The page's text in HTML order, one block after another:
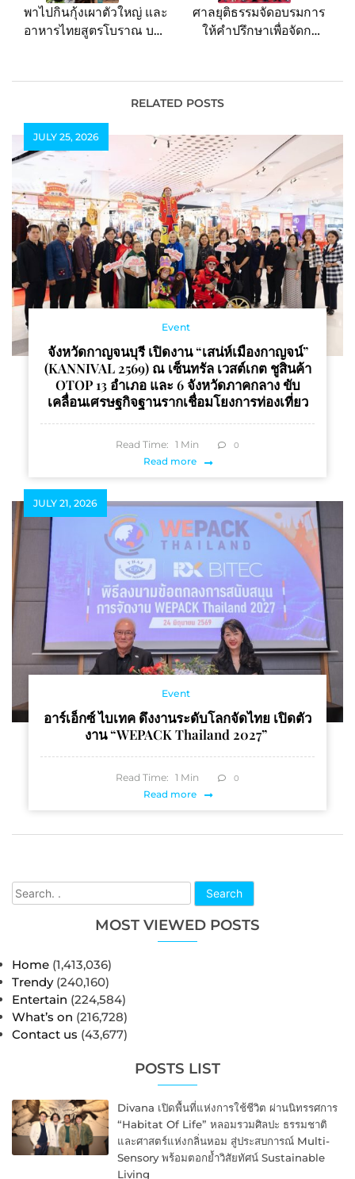
Search
MOST VIEWED POSTS
Home (1,413,036)
Trendy (240,160)
Entertain (224,584)
What’s on (216,728)
Contact us (43,677)
POSTS LIST
Divana เปิดพื้นที่แห่งการใช้ชีวิต ผ่านนิทรรศการ
“Habitat Of Life” หลอมรวมศิลปะ ธรรมชาติ
และศาสตร์แห่งกลิ่นหอม สู่ประสบการณ์ Multi-
Sensory พร้อมตอกย้ำวิสัยทัศน์ Sustainable
Living
พาไปกินกุ้งเผาตัวใหญ่ และ
อาหารไทยสูตรโบราณ บน
ศาลยุติธรรมจัดอบรมการ
ให้คำปรึกษาเพื่อจัดการ
RELATED POSTS
JULY 25, 2026
Event
จังหวัดกาญจนบุรี เปิดงาน “เสน่ห์เมืองกาญจน์”
(KANNIVAL 2569) ณ เซ็นทรัล เวสต์เกต ชูสินค้า
OTOP 13 อำเภอ และ 6 จังหวัดภาคกลาง ขับ
เคลื่อนเศรษฐกิจฐานรากเชื่อมโยงการท่องเที่ยว
Read Time: 1 Min 0
Read more
JULY 21, 2026
Event
อาร์เอ็กซ์ ไบเทค ดึงงานระดับโลกจัดไทย เปิดตัว
งาน “WEPACK Thailand 2027”
Read Time: 1 Min 0
Read more